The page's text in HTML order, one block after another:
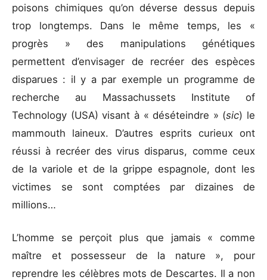
poisons chimiques qu’on déverse dessus depuis
trop longtemps. Dans le même temps, les «
progrès » des manipulations génétiques
permettent d’envisager de recréer des espèces
disparues : il y a par exemple un programme de
recherche au Massachussets Institute of
Technology (USA) visant à « déséteindre » (sic) le
mammouth laineux. D’autres esprits curieux ont
réussi à recréer des virus disparus, comme ceux
de la variole et de la grippe espagnole, dont les
victimes se sont comptées par dizaines de
millions…
L’homme se perçoit plus que jamais « comme
maître et possesseur de la nature », pour
reprendre les célèbres mots de Descartes. Il a non